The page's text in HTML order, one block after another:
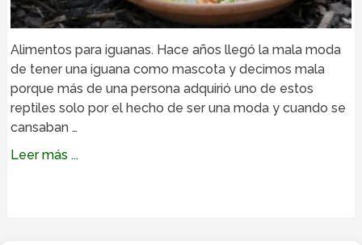
Alimentos para iguanas. Hace años llegó la mala moda
de tener una iguana como mascota y decimos mala
porque más de una persona adquirió uno de estos
reptiles solo por el hecho de ser una moda y cuando se
cansaban …
Leer más ...